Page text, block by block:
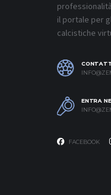
il portale per
calcistiche
ENTRA
FACEBOOK